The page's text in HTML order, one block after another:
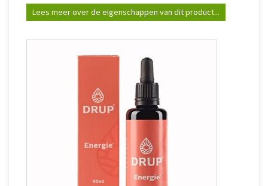
Lees meer over de eigenschappen van dit product...